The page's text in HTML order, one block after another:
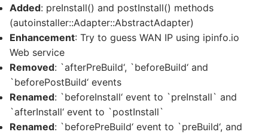
Added: preInstall() and postInstall() methods
(autoinstaller::Adapter::AbstractAdapter)
Enhancement: Try to guess WAN IP using ipinfo.io
Web service
Removed: `afterPreBuild‘, `beforeBuild‘ and
`beforePostBuild‘ events
Renamed: `beforeInstall‘ event to `preInstall` and
`afterInstall‘ event to `postInstall`
Renamed: `beforePreBuild‘ event to `preBuild‘, and